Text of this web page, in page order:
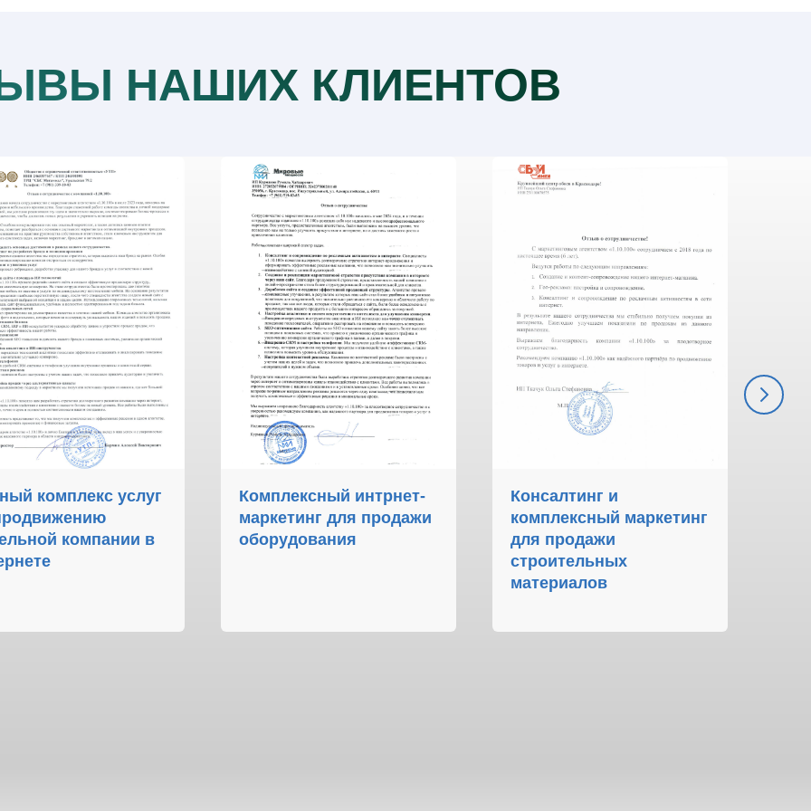
НАШИХ КЛИЕНТОВ
комплекс услуг
компании в
Комплексный интрнет-
маркетинг для продажи
оборудования
Консалтинг и
комплексный маркетинг
для продажи
строительных
материалов